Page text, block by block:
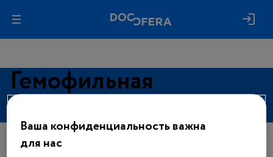
Гемофильная
инфекция
Ваша конфиденциальность важна
для нас